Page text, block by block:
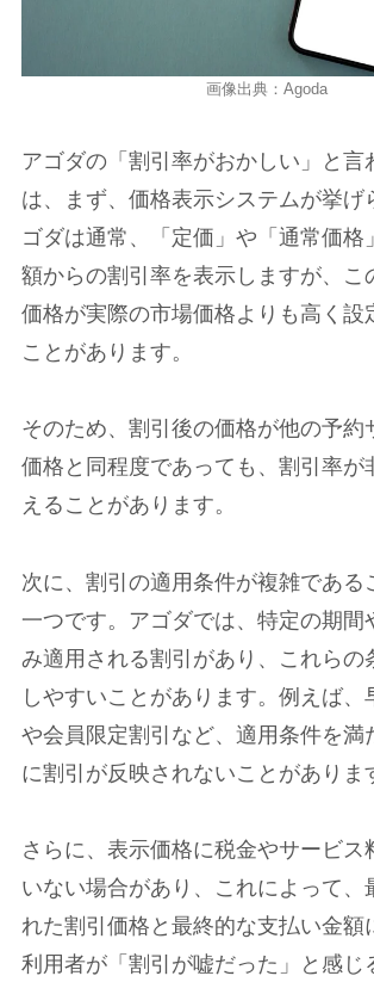
画像出典：Agoda
アゴダの「割引率がおかしい」と言
は、まず、価格表示システムが挙げ
ゴダは通常、「定価」や「通常価格
額からの割引率を表示しますが、こ
価格が実際の市場価格よりも高く設
ことがあります。
そのため、割引後の価格が他の予約
価格と同程度であっても、割引率が
えることがあります。
次に、割引の適用条件が複雑である
一つです。アゴダでは、特定の期間
み適用される割引があり、これらの
しやすいことがあります。例えば、
や会員限定割引など、適用条件を満
に割引が反映されないことがありま
さらに、表示価格に税金やサービス
いない場合があり、これによって、
れた割引価格と最終的な支払い金額
利用者が「割引が嘘だった」と感じ